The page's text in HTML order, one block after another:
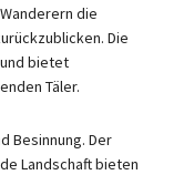
die
Die
bietet
Täler.
Besinnung. Der
Landschaft bieten